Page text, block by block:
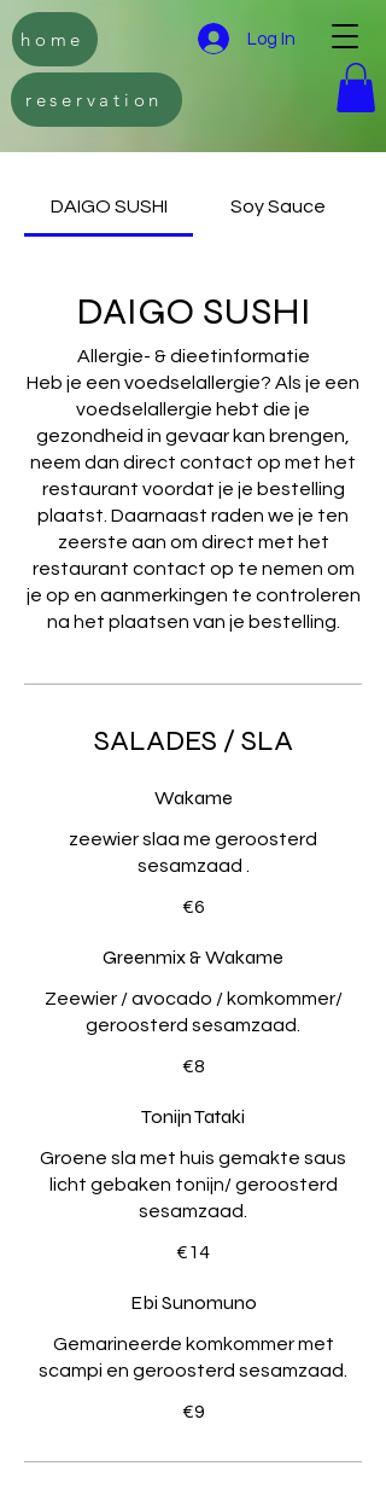
Log In
reservation
home
DAIGO SUSHI Soy Sauce
DAIGO SUSHI
Allergie- & dieetinformatie
Heb je een voedselallergie? Als je een
voedselallergie hebt die je
gezondheid in gevaar kan brengen,
neem dan direct contact op met het
restaurant voordat je je bestelling
plaatst. Daarnaast raden we je ten
zeerste aan om direct met het
restaurant contact op te nemen om
je op en aanmerkingen te controleren
na het plaatsen van je bestelling.
SALADES / SLA
Wakame
zeewier slaa me geroosterd
€6
Greenmix & Wakame
Zeewier / avocado / komkommer/
geroosterd sesamzaad.
€8
Tonijn Tataki
Groene sla met huis gemakte saus
licht gebaken tonijn/ geroosterd
sesamzaad.
€14
Ebi Sunomuno
Gemarineerde komkommer met
scampi en geroosterd sesamzaad.
€9